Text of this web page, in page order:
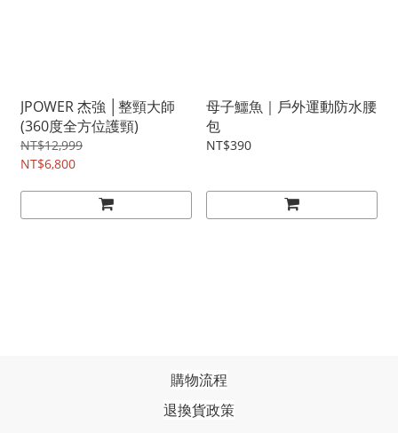
JPOWER 杰強 │整頸大師
(360度全方位護頸)
NT$12,999
NT$6,800
母子鱷魚｜戶外運動防水腰
包
NT$390
購物流程
退換貨政策